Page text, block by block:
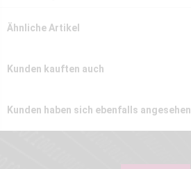
Ähnliche Artikel
Kunden kauften auch
Kunden haben sich ebenfalls angesehen